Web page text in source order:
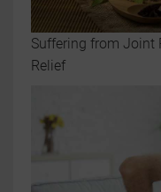
Suffering from Joint
Relief